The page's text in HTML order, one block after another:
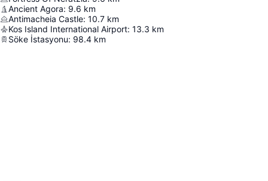
Ancient Agora: 9.6 km
Antimacheia Castle: 10.7 km
Kos Island International Airport: 13.3 km
Söke İstasyonu: 98.4 km